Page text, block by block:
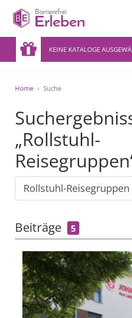
KEINE KATALOGE
Home Suche
„Rollstuhl-
Beiträge 5